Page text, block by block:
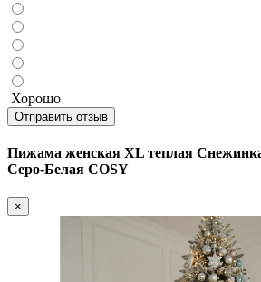
Хорошо
Отправить отзыв
Пижама женская XL теплая
Серо-Белая COSY
×